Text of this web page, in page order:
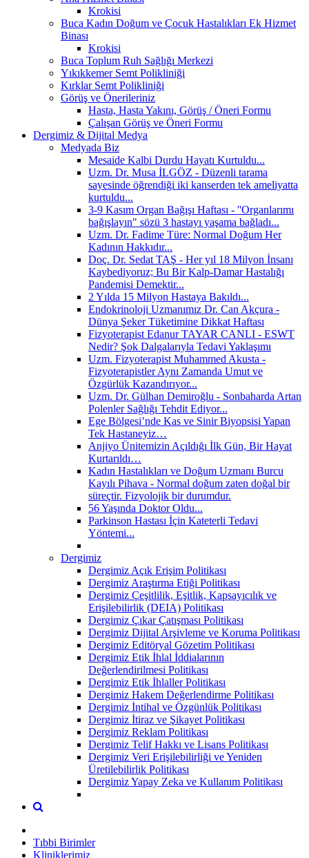
Krokisi
Buca Kadın Doğum ve Çocuk Hastalıkları Ek Hizmet
Binası
Krokisi
Buca Toplum Ruh Sağlığı Merkezi
Yıkıkkemer Semt Polikliniği
Kırklar Semt Polikliniği
Görüş ve Önerileriniz
Hasta, Hasta Yakını, Görüş / Öneri Formu
Çalışan Görüş ve Öneri Formu
Dergimiz & Dijital Medya
Medyada Biz
Mesaide Kalbi Durdu Hayatı Kurtuldu...
Uzm. Dr. Musa İLGÖZ - Düzenli tarama
sayesinde öğrendiği iki kanserden tek ameliyatta
kurtuldu...
3-9 Kasım Organ Bağışı Haftası - ''Organlarımı
bağışlayın" sözü 3 hastayı yaşama bağladı...
Uzm. Dr. Fadime Türe: Normal Doğum Her
Kadının Hakkıdır...
Doç. Dr. Sedat TAŞ - Her yıl 18 Milyon İnsanı
Kaybediyoruz; Bu Bir Kalp-Damar Hastalığı
Pandemisi Demektir...
2 Yılda 15 Milyon Hastaya Bakıldı...
Endokrinoloji Uzmanımız Dr. Can Akçura -
Dünya Şeker Tüketimine Dikkat Haftası
Fizyoterapist Edanur TAYAR CANLI - ESWT
Nedir? Şok Dalgalarıyla Tedavi Yaklaşımı
Uzm. Fizyoterapist Muhammed Akusta -
Fizyoterapistler Aynı Zamanda Umut ve
Özgürlük Kazandırıyor...
Uzm. Dr. Gülhan Demiroğlu - Sonbaharda Artan
Polenler Sağlığı Tehdit Ediyor...
Ege Bölgesi’nde Kas ve Sinir Biyopsisi Yapan
Tek Hastaneyiz…
Anjiyo Ünitemizin Açıldığı İlk Gün, Bir Hayat
Kurtarıldı…
Kadın Hastalıkları ve Doğum Uzmanı Burcu
Kayılı Pihava - Normal doğum zaten doğal bir
süreçtir. Fizyolojik bir durumdur.
56 Yaşında Doktor Oldu...
Parkinson Hastası İçin Kateterli Tedavi
Yöntemi...
Dergimiz
Dergimiz Açık Erişim Politikası
Dergimiz Araştırma Etiği Politikası
Dergimiz Çeşitlilik, Eşitlik, Kapsayıcılık ve
Erişilebilirlik (DEIA) Politikası
Dergimiz Çıkar Çatışması Politikası
Dergimiz Dijital Arşivleme ve Koruma Politikası
Dergimiz Editöryal Gözetim Politikası
Dergimiz Etik İhlal İddialarının
Değerlendirilmesi Politikası
Dergimiz Etik İhlaller Politikası
Dergimiz Hakem Değerlendirme Politikası
Dergimiz İntihal ve Özgünlük Politikası
Dergimiz İtiraz ve Şikayet Politikası
Dergimiz Reklam Politikası
Dergimiz Telif Hakkı ve Lisans Politikası
Dergimiz Veri Erişilebilirliği ve Yeniden
Üretilebilirlik Politikası
Dergimiz Yapay Zeka ve Kullanım Politikası
Tıbbi Birimler
Kliniklerimiz